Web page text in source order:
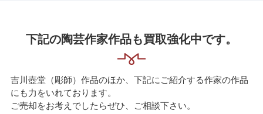
下記の陶芸作家作品も買取強化中です。
吉川壺堂（彫師）作品のほか、下記にご紹介する作家の作品
にも力をいれております。
ご売却をお考えでしたらぜひ、ご相談下さい。